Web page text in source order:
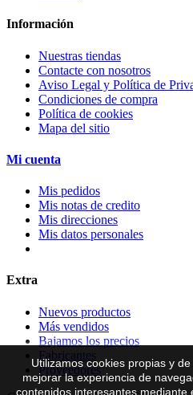
Utilizamos cookies propias y
mejorar la experiencia de
contenidos interesantes mediante
Información
Nuestras tiendas
Contacte con nosotros
Aviso Legal y Política de
Condiciones de compra
Política de cookies
Mapa del sitio
Mi cuenta
Mis pedidos
Mis notas de credito
Mis direcciones
Mis datos personales
Extra
Nuevos productos
Más vendidos
Bajamos los precios
Fabricantes
Proveedores